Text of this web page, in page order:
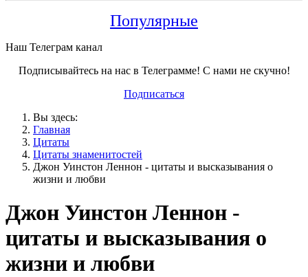
Популярные
Наш Телеграм канал
Подписывайтесь на нас в Телеграмме! С нами не скучно!
Подписаться
Вы здесь:
Главная
Цитаты
Цитаты знаменитостей
Джон Уинстон Леннон - цитаты и высказывания о
жизни и любви
Джон Уинстон Леннон -
цитаты и высказывания о
жизни и любви